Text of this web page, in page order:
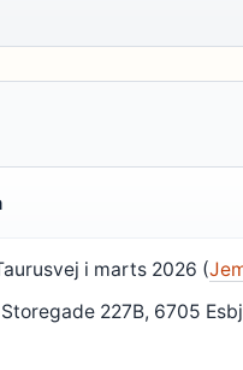
i marts 2026 (
227B, 6705